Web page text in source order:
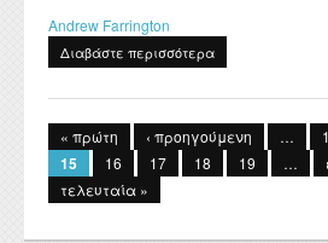
Andrew Farrington
Διαβάστε περισσότερα
χειμερινό KAI
« πρώτη ‹ προηγούμενη …
15 16 17 18 19 …
τελευταία »